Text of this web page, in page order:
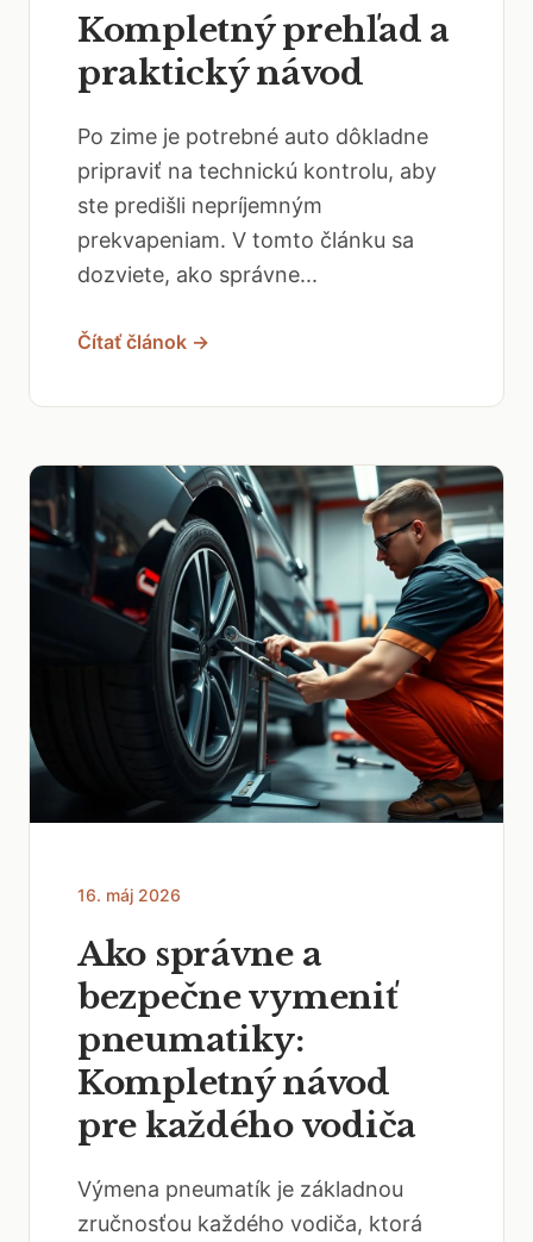
Kompletný prehľad a
praktický návod
Po zime je potrebné auto dôkladne
pripraviť na technickú kontrolu, aby
ste predišli nepríjemným
prekvapeniam. V tomto článku sa
dozviete, ako správne...
Čítať článok →
16. máj 2026
Ako správne a
bezpečne vymeniť
pneumatiky:
Kompletný návod
pre každého vodiča
Výmena pneumatík je základnou
zručnosťou každého vodiča, ktorá